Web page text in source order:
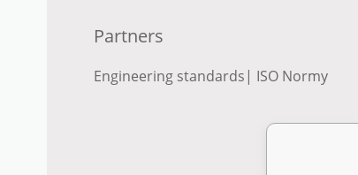
Partners
Engineering standards | ISO Normy